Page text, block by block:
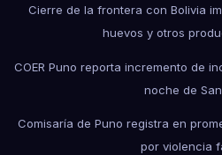
Cierre de la frontera con Bolivia
huevos y otros
COER Puno reporta incremento de
noche de
Comisaría de Puno registra en
por violencia